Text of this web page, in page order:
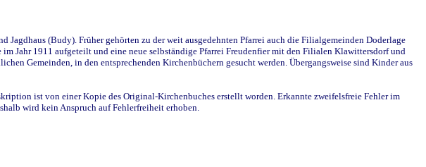
(Budy). Früher gehörten zu der weit ausgedehnten Pfarrei auch die Filialgemeinden Doderlage
Jahr 1911 aufgeteilt und eine neue selbständige Pfarrei Freudenfier mit den Filialen Klawittersdorf und
Gemeinden, in den entsprechenden Kirchenbüchern gesucht werden. Übergangsweise sind Kinder aus
ist von einer Kopie des Original-Kirchenbuches erstellt worden. Erkannte zweifelsfreie Fehler im
wird kein Anspruch auf Fehlerfreiheit erhoben.